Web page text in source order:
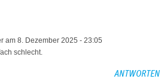
am 8. Dezember 2025 - 23:05
schlecht.
ANTWORTEN